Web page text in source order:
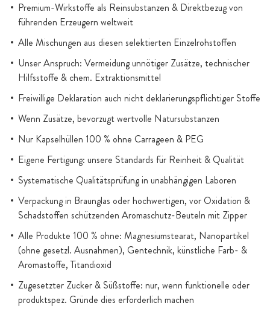
Premium-Wirkstoffe als Reinsubstanzen & Direktbezug von
führenden Erzeugern weltweit
Alle Mischungen aus diesen selektierten Einzelrohstoffen
Unser Anspruch: Vermeidung unnötiger Zusätze, technischer
Hilfsstoffe & chem. Extraktionsmittel
Freiwillige Deklaration auch nicht deklarierungspflichtiger Stoffe
Wenn Zusätze, bevorzugt wertvolle Natursubstanzen
Nur Kapselhüllen 100 % ohne Carrageen & PEG
Eigene Fertigung: unsere Standards für Reinheit & Qualität
Systematische Qualitätsprüfung in unabhängigen Laboren
Verpackung in Braunglas oder hochwertigen, vor Oxidation &
Schadstoffen schützenden Aromaschutz-Beuteln mit Zipper
Alle Produkte 100 % ohne: Magnesiumstearat, Nanopartikel
(ohne gesetzl. Ausnahmen), Gentechnik, künstliche Farb- &
Aromastoffe, Titandioxid
Zugesetzter Zucker & Süßstoffe: nur, wenn funktionelle oder
produktspez. Gründe dies erforderlich machen